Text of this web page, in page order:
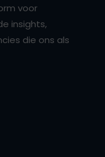
voor
insights,
die ons als